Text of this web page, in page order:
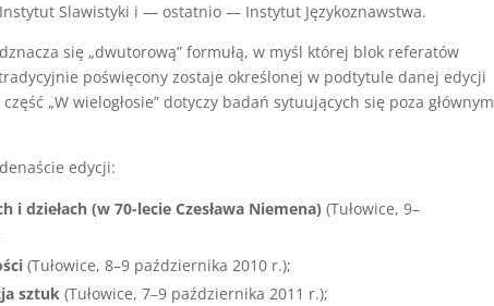
Slawistyki i — ostatnio — Instytut Językoznawstwa.
się „dwutorową” formułą, w myśl której blok referatów
poświęcony zostaje określonej w podtytule danej edycji
„W wielogłosie” dotyczy badań sytuujących się poza głównym
edycji:
i dziełach (w 70-lecie Czesława Niemena) (Tułowice, 9–
(Tułowice, 8–9 października 2010 r.);
sztuk (Tułowice, 7–9 października 2011 r.);